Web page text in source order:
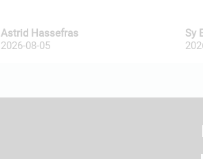
Astrid Hassefras
2026-08-05
Sy